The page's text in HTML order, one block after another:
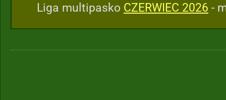
Liga multipasko CZERWIEC 2026 -